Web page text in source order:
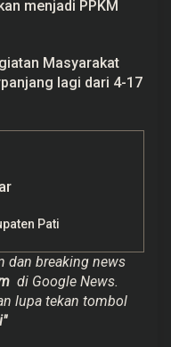
menjadi PPKM
Masyarakat
lagi dari 4-17
Pati
dan breaking news
di Google News.
lupa tekan tombol